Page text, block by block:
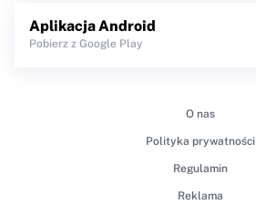
Aplikacja Android
Pobierz z Google Play
O nas
Polityka prywatności
Regulamin
Reklama